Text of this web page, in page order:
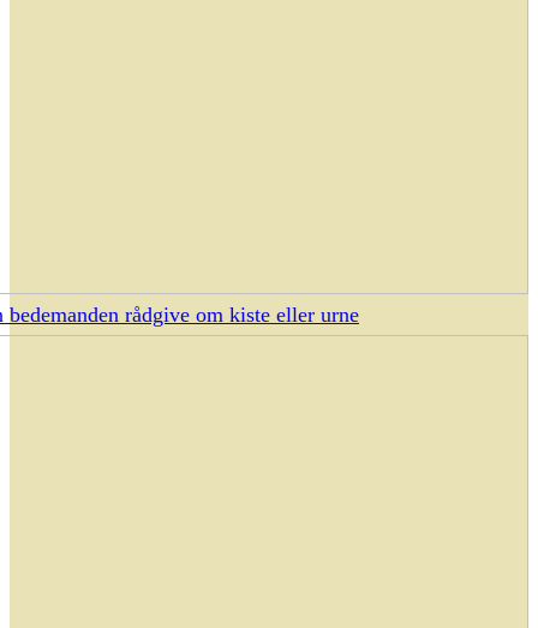
bedemanden rådgive om kiste eller urne